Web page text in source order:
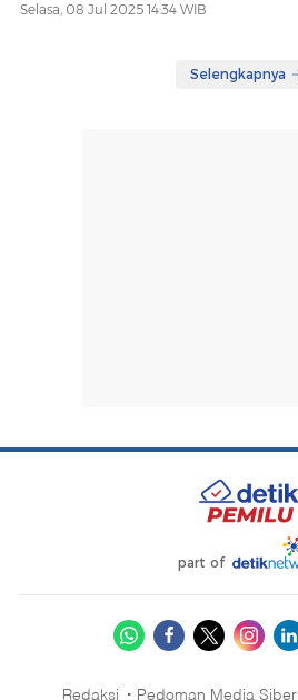
Selasa, 08 Jul 2025 14:34 WIB
Selengkapnya
part of
Redaksi Pedoman Media Siber